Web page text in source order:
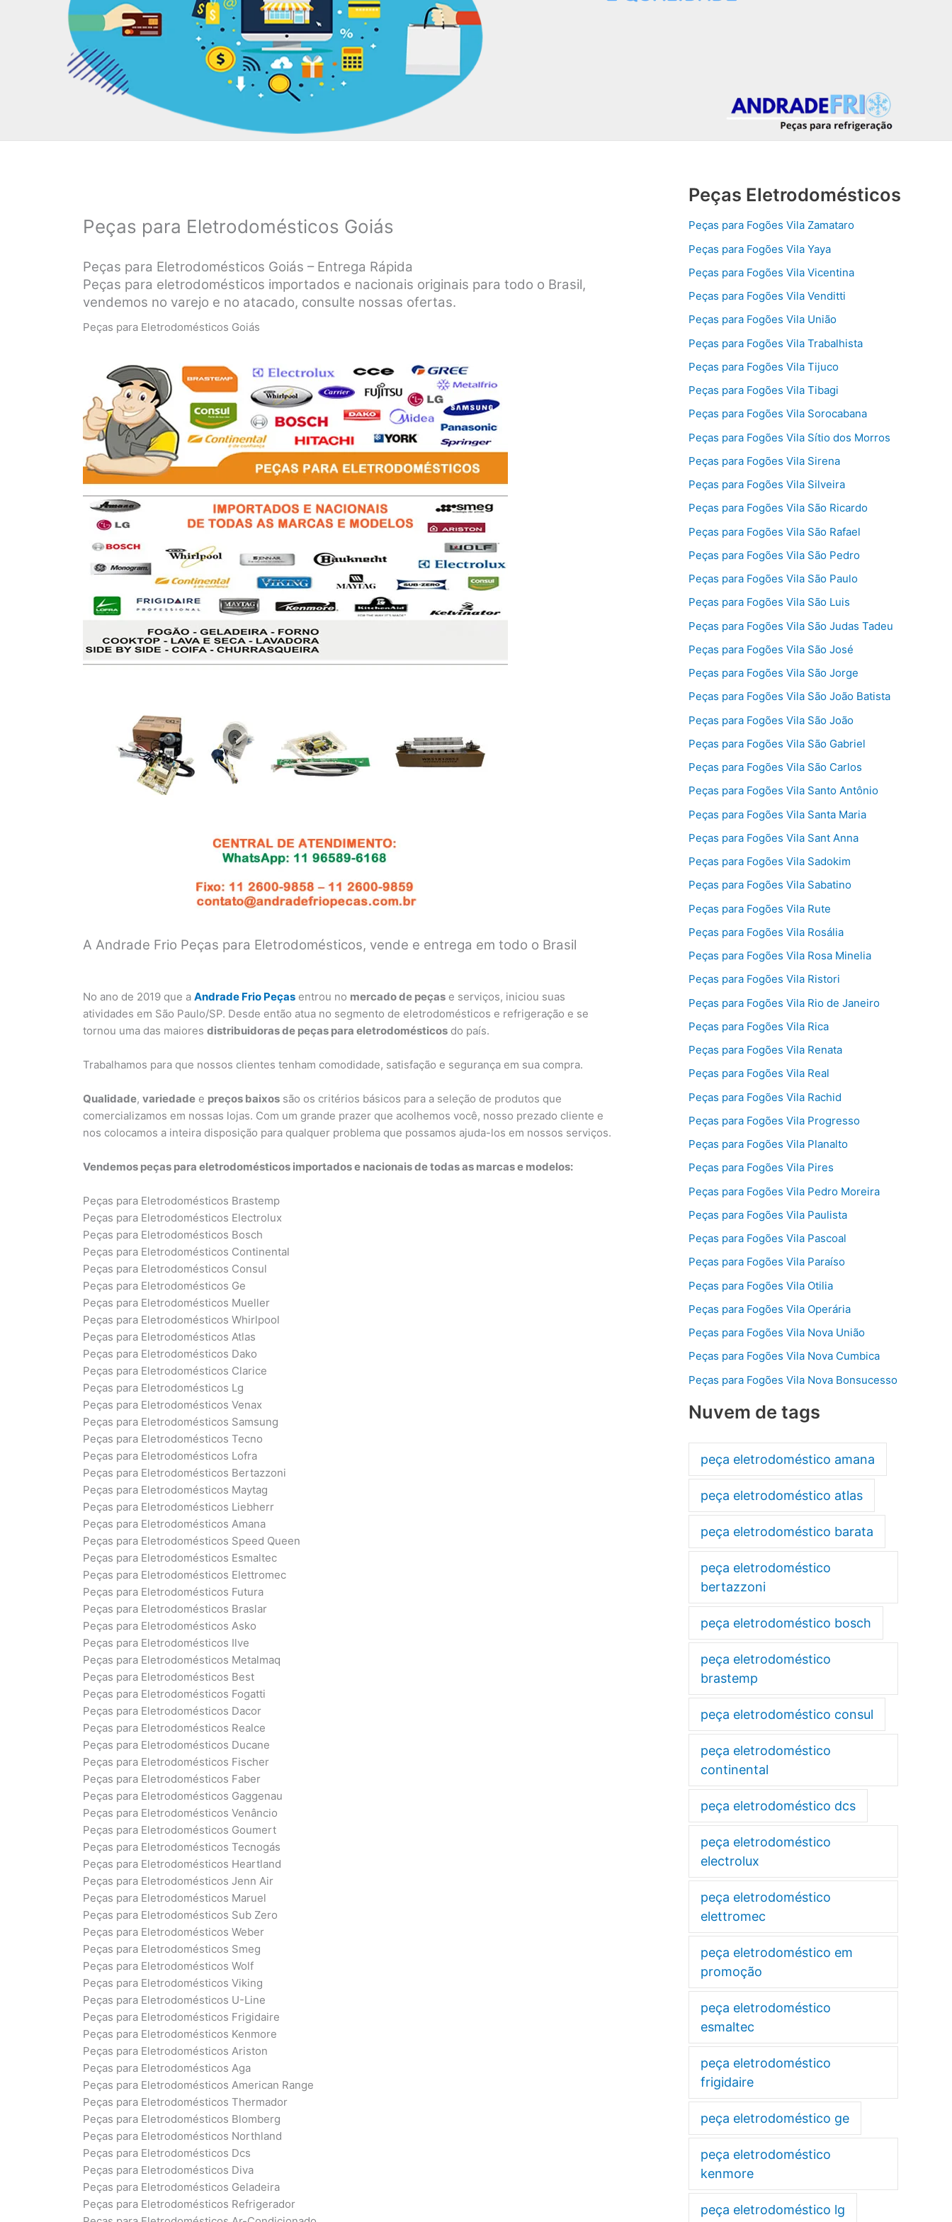
Peças para Eletrodomésticos Goiás
Peças para Eletrodomésticos Goiás – Entrega Rápida
Peças para eletrodomésticos importados e nacionais originais para todo o Brasil,
vendemos no varejo e no atacado, consulte nossas ofertas.
Peças para Eletrodomésticos Goiás
A Andrade Frio Peças para Eletrodomésticos, vende e entrega em todo o Brasil
No ano de 2019 que a Andrade Frio Peças entrou no mercado de peças e serviços, iniciou suas
atividades em São Paulo/SP. Desde então atua no segmento de eletrodomésticos e refrigeração e se
tornou uma das maiores distribuidoras de peças para eletrodomésticos do país.
Trabalhamos para que nossos clientes tenham comodidade, satisfação e segurança em sua compra.
Qualidade, variedade e preços baixos são os critérios básicos para a seleção de produtos que
comercializamos em nossas lojas. Com um grande prazer que acolhemos você, nosso prezado cliente e
nos colocamos a inteira disposição para qualquer problema que possamos ajuda-los em nossos serviços.
Vendemos peças para eletrodomésticos importados e nacionais de todas as marcas e modelos:
Peças para Eletrodomésticos Brastemp
Peças para Eletrodomésticos Electrolux
Peças para Eletrodomésticos Bosch
Peças para Eletrodomésticos Continental
Peças para Eletrodomésticos Consul
Peças para Eletrodomésticos Ge
Peças para Eletrodomésticos Mueller
Peças para Eletrodomésticos Whirlpool
Peças para Eletrodomésticos Atlas
Peças para Eletrodomésticos Dako
Peças para Eletrodomésticos Clarice
Peças para Eletrodomésticos Lg
Peças para Eletrodomésticos Venax
Peças para Eletrodomésticos Samsung
Peças para Eletrodomésticos Tecno
Peças para Eletrodomésticos Lofra
Peças para Eletrodomésticos Bertazzoni
Peças para Eletrodomésticos Maytag
Peças para Eletrodomésticos Liebherr
Peças para Eletrodomésticos Amana
Peças para Eletrodomésticos Speed Queen
Peças para Eletrodomésticos Esmaltec
Peças para Eletrodomésticos Elettromec
Peças para Eletrodomésticos Futura
Peças para Eletrodomésticos Braslar
Peças para Eletrodomésticos Asko
Peças para Eletrodomésticos Ilve
Peças para Eletrodomésticos Metalmaq
Peças para Eletrodomésticos Best
Peças para Eletrodomésticos Fogatti
Peças para Eletrodomésticos Dacor
Peças para Eletrodomésticos Realce
Peças para Eletrodomésticos Ducane
Peças para Eletrodomésticos Fischer
Peças para Eletrodomésticos Faber
Peças para Eletrodomésticos Gaggenau
Peças para Eletrodomésticos Venâncio
Peças para Eletrodomésticos Goumert
Peças para Eletrodomésticos Tecnogás
Peças para Eletrodomésticos Heartland
Peças para Eletrodomésticos Jenn Air
Peças para Eletrodomésticos Maruel
Peças para Eletrodomésticos Sub Zero
Peças para Eletrodomésticos Weber
Peças para Eletrodomésticos Smeg
Peças para Eletrodomésticos Wolf
Peças para Eletrodomésticos Viking
Peças para Eletrodomésticos U-Line
Peças para Eletrodomésticos Frigidaire
Peças para Eletrodomésticos Kenmore
Peças para Eletrodomésticos Ariston
Peças para Eletrodomésticos Aga
Peças para Eletrodomésticos American Range
Peças para Eletrodomésticos Thermador
Peças para Eletrodomésticos Blomberg
Peças para Eletrodomésticos Northland
Peças para Eletrodomésticos Dcs
Peças para Eletrodomésticos Diva
Peças para Eletrodomésticos Geladeira
Peças para Eletrodomésticos Refrigerador
Peças Eletrodomésticos
Peças para Fogões Vila Zamataro
Peças para Fogões Vila Yaya
Peças para Fogões Vila Vicentina
Peças para Fogões Vila Venditti
Peças para Fogões Vila União
Peças para Fogões Vila Trabalhista
Peças para Fogões Vila Tijuco
Peças para Fogões Vila Tibagi
Peças para Fogões Vila Sorocabana
Peças para Fogões Vila Sítio dos Morros
Peças para Fogões Vila Sirena
Peças para Fogões Vila Silveira
Peças para Fogões Vila São Ricardo
Peças para Fogões Vila São Rafael
Peças para Fogões Vila São Pedro
Peças para Fogões Vila São Paulo
Peças para Fogões Vila São Luis
Peças para Fogões Vila São Judas Tadeu
Peças para Fogões Vila São José
Peças para Fogões Vila São Jorge
Peças para Fogões Vila São João Batista
Peças para Fogões Vila São João
Peças para Fogões Vila São Gabriel
Peças para Fogões Vila São Carlos
Peças para Fogões Vila Santo Antônio
Peças para Fogões Vila Santa Maria
Peças para Fogões Vila Sant Anna
Peças para Fogões Vila Sadokim
Peças para Fogões Vila Sabatino
Peças para Fogões Vila Rute
Peças para Fogões Vila Rosália
Peças para Fogões Vila Rosa Minelia
Peças para Fogões Vila Ristori
Peças para Fogões Vila Rio de Janeiro
Peças para Fogões Vila Rica
Peças para Fogões Vila Renata
Peças para Fogões Vila Real
Peças para Fogões Vila Rachid
Peças para Fogões Vila Progresso
Peças para Fogões Vila Planalto
Peças para Fogões Vila Pires
Peças para Fogões Vila Pedro Moreira
Peças para Fogões Vila Paulista
Peças para Fogões Vila Pascoal
Peças para Fogões Vila Paraíso
Peças para Fogões Vila Otilia
Peças para Fogões Vila Operária
Peças para Fogões Vila Nova União
Peças para Fogões Vila Nova Cumbica
Peças para Fogões Vila Nova Bonsucesso
Nuvem de tags
peça eletrodoméstico amana
peça eletrodoméstico atlas
peça eletrodoméstico barata
peça eletrodoméstico
bertazzoni
peça eletrodoméstico bosch
peça eletrodoméstico
brastemp
peça eletrodoméstico consul
peça eletrodoméstico
continental
peça eletrodoméstico dcs
peça eletrodoméstico
electrolux
peça eletrodoméstico
elettromec
peça eletrodoméstico em
promoção
peça eletrodoméstico
esmaltec
peça eletrodoméstico
frigidaire
peça eletrodoméstico ge
peça eletrodoméstico
kenmore
peça eletrodoméstico lg